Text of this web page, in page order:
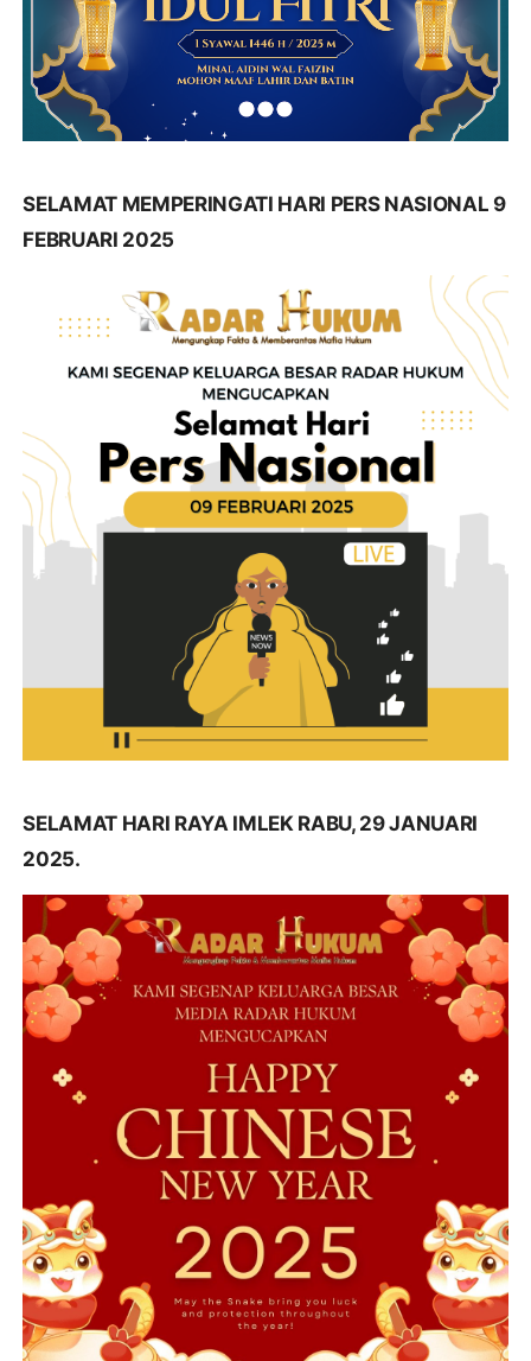
SELAMAT MEMPERINGATI HARI PERS NASIONAL 9
FEBRUARI 2025
SELAMAT HARI RAYA IMLEK RABU, 29 JANUARI
2025.